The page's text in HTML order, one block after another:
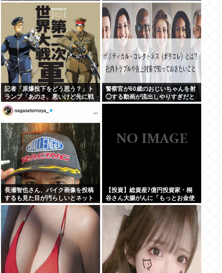
記者「原爆投下をどう思う？」ト
ランプ「あのさ、悪いけど先に戦
争を仕掛けたのは誰だ？」
警察官が60歳のおじいちゃんを射
◯する動画が流出しやりすぎだと
日本全国から批判殺到！！！
長瀬智也さん、バイク画像を投稿
するも見た目が汚らしいとネット
の女性たちから批判…謝罪
【投資】総資産7億円投資家・桐
谷さん大腸がんに「もっとお金使
って遊べばよかった」